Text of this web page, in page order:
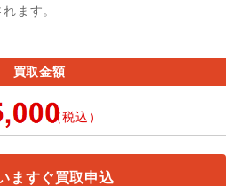
ます。
買取金額
（税込）
ますぐ買取申込